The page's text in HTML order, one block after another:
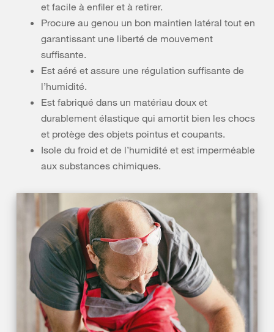
et facile à enfiler et à retirer.
Procure au genou un bon maintien latéral tout en
garantissant une liberté de mouvement
suffisante.
Est aéré et assure une régulation suffisante de
l’humidité.
Est fabriqué dans un matériau doux et
durablement élastique qui amortit bien les chocs
et protège des objets pointus et coupants.
Isole du froid et de l’humidité et est imperméable
aux substances chimiques.